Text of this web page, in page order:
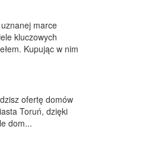
marce
kluczowych
Kupując w nim
ofertę domów
Toruń, dzięki
dom...